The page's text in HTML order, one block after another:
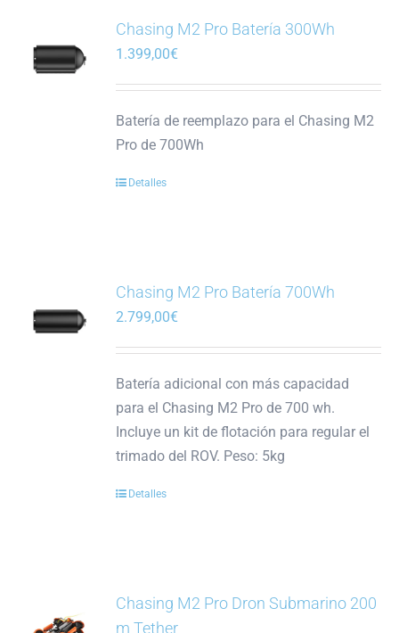
Chasing M2 Pro Batería 300Wh
1.399,00€
Batería de reemplazo para el Chasing M2
Pro de 700Wh
Detalles
Chasing M2 Pro Batería 700Wh
2.799,00€
Batería adicional con más capacidad
para el Chasing M2 Pro de 700 wh.
Incluye un kit de flotación para regular el
trimado del ROV. Peso: 5kg
Detalles
Chasing M2 Pro Dron Submarino 200
m Tether